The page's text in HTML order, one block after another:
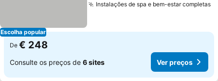
Escolha popular
Instalações de spa e bem-estar completas
De € 248
Consulte os preços de 6 sites Ver preços